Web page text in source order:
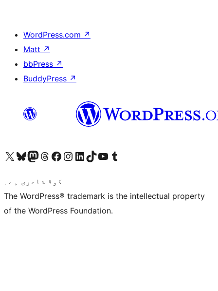
WordPress.com ↗
Matt ↗
bbPress ↗
BuddyPress ↗
Visit our X (formerly Twitter) account
ہمارے بلیواسکائی اکاؤنٹ پر جائیں
Visit our Mastodon account
ہمارے ٹھریڈز اکاؤنٹ پر جائیں
Visit our Facebook page
Visit our Instagram account
Visit our LinkedIn account
ہمارے ٹک ٹاک اکاؤنٹ پر جائیں
Visit our YouTube channel
ہمارے ٹمبلر اکاؤنٹ پر جائیں
کوڈ شاعری ہے۔
The WordPress® trademark is the intellectual property
of the WordPress Foundation.